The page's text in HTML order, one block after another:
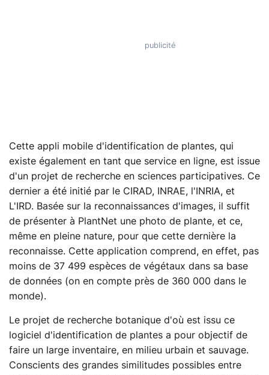
Cette appli mobile d'identification de plantes, qui
existe également en tant que service en ligne, est issue
d'un projet de recherche en sciences participatives. Ce
dernier a été initié par le CIRAD, INRAE, l'INRIA, et
L'IRD. Basée sur la reconnaissances d'images, il suffit
de présenter à PlantNet une photo de plante, et ce,
même en pleine nature, pour que cette dernière la
reconnaisse. Cette application comprend, en effet, pas
moins de 37 499 espèces de végétaux dans sa base
de données (on en compte près de 360 000 dans le
monde).
Le projet de recherche botanique d'où est issu ce
logiciel d'identification de plantes a pour objectif de
faire un large inventaire, en milieu urbain et sauvage.
Conscients des grandes similitudes possibles entre